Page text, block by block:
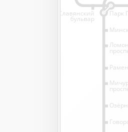
Парк
Славянский
бульвар